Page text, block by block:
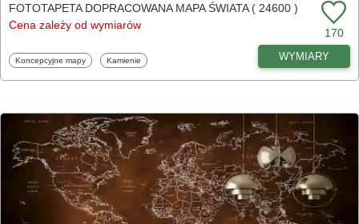
FOTOTAPETA DOPRACOWANA MAPA ŚWIATA ( 24600 )
Cena zależy od wymiarów
170
Fototapety
Koncepcyjne mapy Fototapety
Kamienie WYMIARY